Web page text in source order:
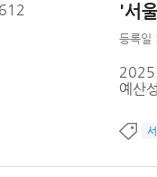
'서
등록
2025
예산